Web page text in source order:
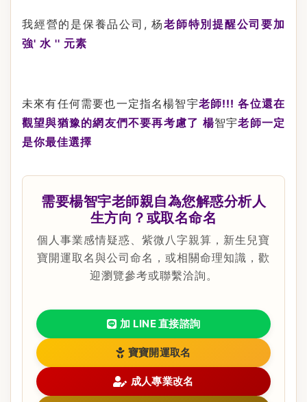
我經營的是保養品公司 ,杨老師特別提醒公司要加
強' 水 '' 元素
未來有任何需要也一定指名楊智宇老師!!!各位還在
觀望與猶豫的網友們不要再考慮了 楊智宇老師一定
是你最佳選擇
需要楊智宇老師親自為您解惑分析人
生方向？或取名命名
個人事業感情疑惑、紫微八字親算，新生兒寶
寶開運取名與公司命名，或相關命理知識，歡
迎瀏覽參考或聯繫洽詢。
加 LINE 直接諮詢
寶寶開運取名
成人專業改名